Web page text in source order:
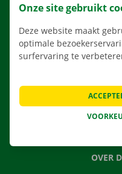
OVER
Onze site gebruikt
Deze website maakt
optimale
surfervaring te